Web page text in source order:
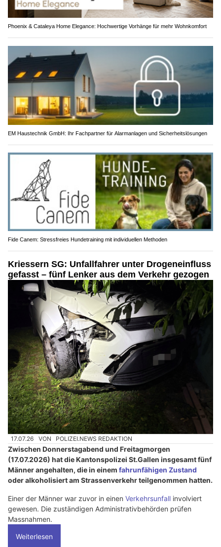
Phoenix & Cataleya Home Elegance: Hochwertige Vorhänge für mehr Wohnkomfort
EM Haustechnik GmbH: Ihr Fachpartner für Alarmanlagen und Sicherheitslösungen
Fide Canem: Stressfreies Hundetraining mit individuellen Methoden
Kriessern SG: Unfallfahrer unter Drogeneinfluss
gefasst – fünf Lenker aus dem Verkehr gezogen
17.07.26 VON POLIZEI.NEWS REDAKTION
Zwischen Donnerstagabend und Freitagmorgen
(17.07.2026) hat die Kantonspolizei St.Gallen insgesamt fünf
Männer angehalten, die in einem fahrunfähigen Zustand
oder alkoholisiert am Strassenverkehr teilgenommen hatten.
Einer der Männer war zuvor in einen Verkehrsunfall involviert
gewesen. Die zuständigen Administrativbehörden prüfen
Massnahmen.
Weiterlesen